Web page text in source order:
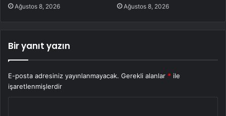
Ağustos 8, 2026 Ağustos 8, 2026
Bir yanıt yazın
E-posta adresiniz yayınlanmayacak. Gerekli alanlar * ile
işaretlenmişlerdir